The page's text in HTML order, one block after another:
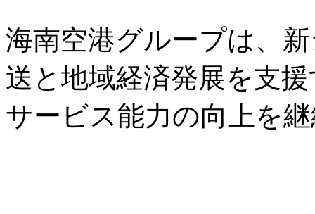
海南空港グループは、
送と地域経済発展を支
サービス能力の向上を